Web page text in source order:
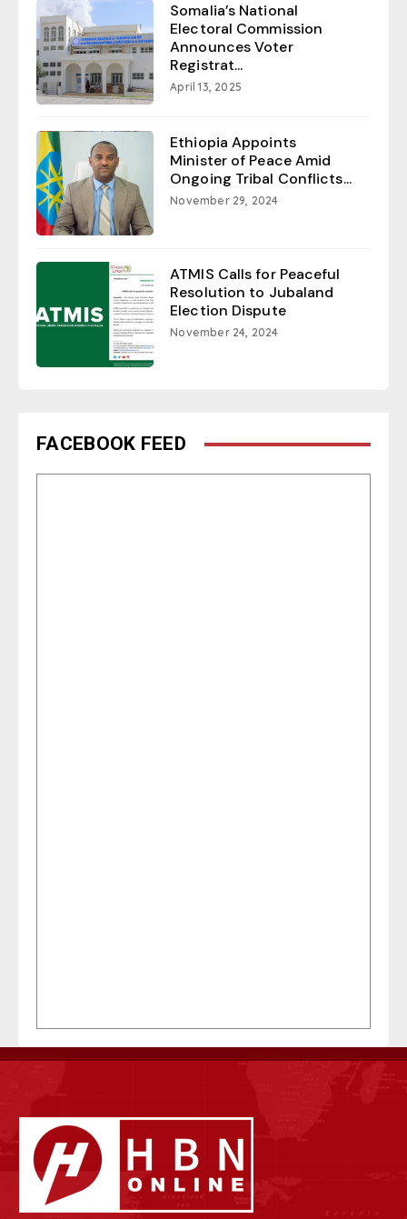
Somalia’s National
Electoral Commission
Announces Voter
Registrat...
April 13, 2025
Ethiopia Appoints
Minister of Peace Amid
Ongoing Tribal Conflicts...
November 29, 2024
ATMIS Calls for Peaceful
Resolution to Jubaland
Election Dispute
November 24, 2024
FACEBOOK FEED